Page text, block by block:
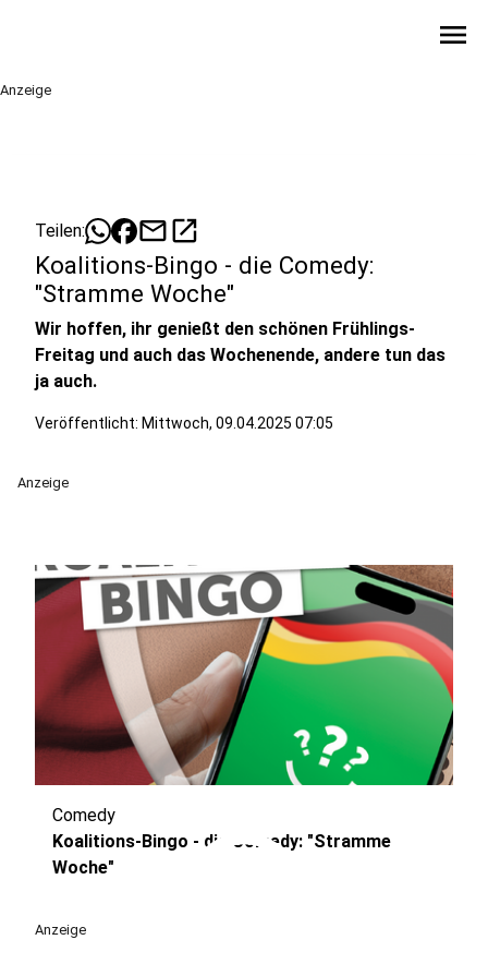
menu
Anzeige
Teilen: mailopen_in_new
Koalitions-Bingo - die Comedy:
"Stramme Woche"
Wir hoffen, ihr genießt den schönen Frühlings-
Freitag und auch das Wochenende, andere tun das
ja auch.
Veröffentlicht: Mittwoch, 09.04.2025 07:05
Anzeige
play_circle
Comedy
Koalitions-Bingo - die Comedy: "Stramme
Woche"
Anzeige